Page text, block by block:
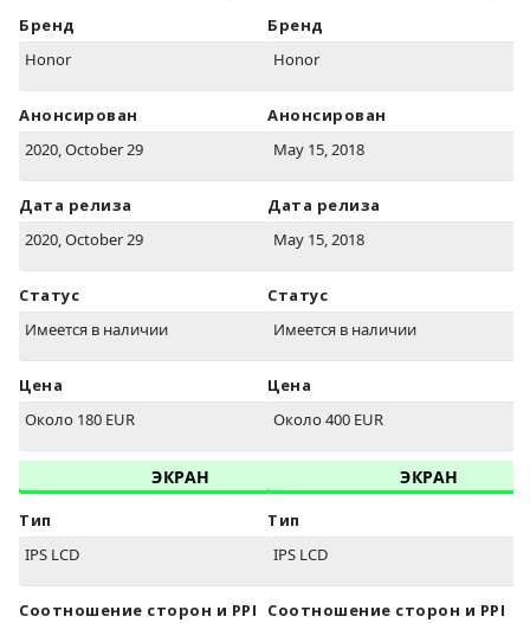
Бренд
Honor
Анонсирован
2020, October 29
Дата релиза
2020, October 29
Статус
Имеется в наличии
Цена
Около 180 EUR
ЭКРАН
Тип
IPS LCD
Соотношение сторон и PPI
Бренд
Honor
Анонсирован
May 15, 2018
Дата релиза
May 15, 2018
Статус
Имеется в наличии
Цена
Около 400 EUR
ЭКРАН
Тип
IPS LCD
Соотношение сторон и PPI